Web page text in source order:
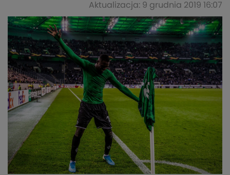
Aktualizacja: 9 grudnia 2019 16:07